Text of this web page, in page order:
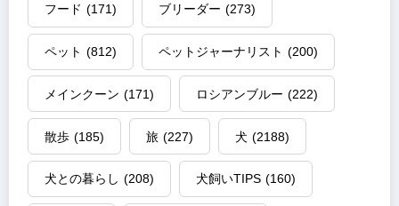
フード (171) ブリーダー (273)
ペット (812) ペットジャーナリスト (200)
メインクーン (171) ロシアンブルー (222)
散歩 (185) 旅 (227) 犬 (2188)
犬との暮らし (208) 犬飼いTIPS (160)